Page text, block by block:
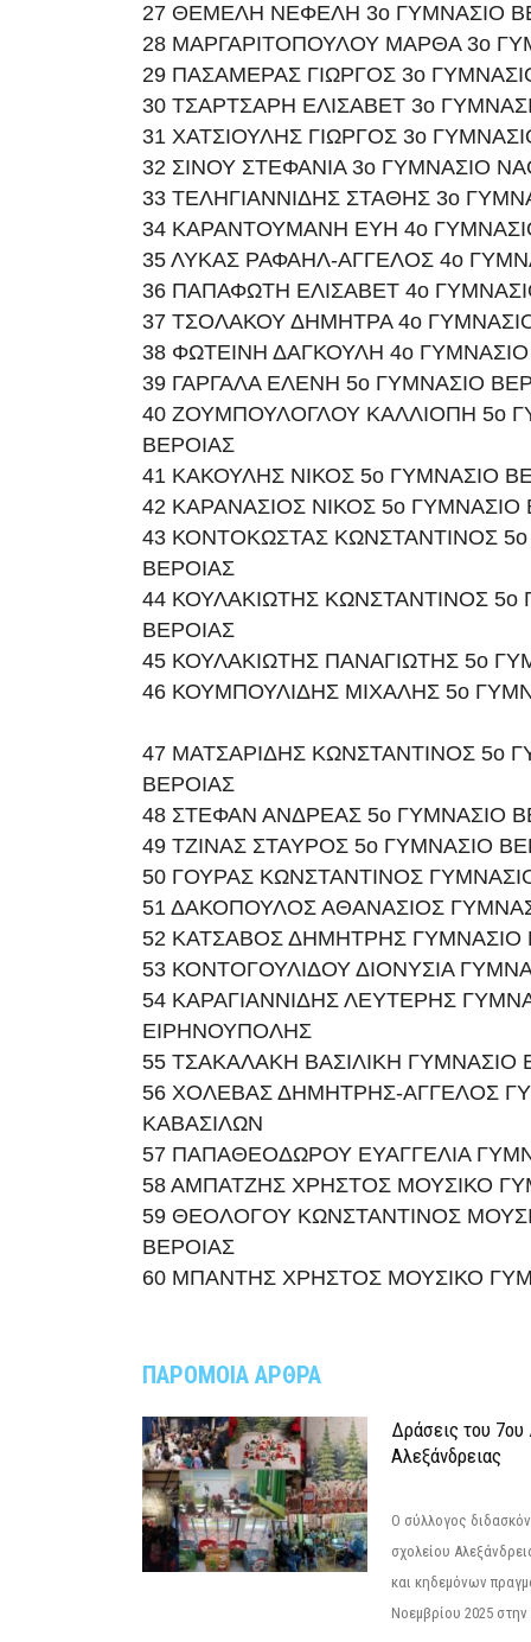
27 ΘΕΜΕΛΗ ΝΕΦΕΛΗ 3ο ΓΥΜΝΑΣΙΟ
28 ΜΑΡΓΑΡΙΤΟΠΟΥΛΟΥ ΜΑΡΘΑ 3ο
29 ΠΑΣΑΜΕΡΑΣ ΓΙΩΡΓΟΣ 3ο
30 ΤΣΑΡΤΣΑΡΗ ΕΛΙΣΑΒΕΤ 3ο
31 ΧΑΤΣΙΟΥΛΗΣ ΓΙΩΡΓΟΣ 3ο
32 ΣΙΝΟΥ ΣΤΕΦΑΝΙΑ 3ο ΓΥΜΝΑΣΙΟ
33 ΤΕΛΗΓΙΑΝΝΙΔΗΣ ΣΤΑΘΗΣ 3ο
34 ΚΑΡΑΝΤΟΥΜΑΝΗ ΕΥΗ 4ο
35 ΛΥΚΑΣ ΡΑΦΑΗΛ-ΑΓΓΕΛΟΣ 4ο
36 ΠΑΠΑΦΩΤΗ ΕΛΙΣΑΒΕΤ 4ο
37 ΤΣΟΛΑΚΟΥ ΔΗΜΗΤΡΑ 4ο
38 ΦΩΤΕΙΝΗ ΔΑΓΚΟΥΛΗ 4ο
39 ΓΑΡΓΑΛΑ ΕΛΕΝΗ 5ο ΓΥΜΝΑΣΙΟ
40 ΖΟΥΜΠΟΥΛΟΓΛΟΥ ΚΑΛΛΙΟΠΗ 5ο
ΒΕΡΟΙΑΣ
41 ΚΑΚΟΥΛΗΣ ΝΙΚΟΣ 5ο ΓΥΜΝΑΣΙΟ
42 ΚΑΡΑΝΑΣΙΟΣ ΝΙΚΟΣ 5ο ΓΥΜΝΑΣΙΟ
43 ΚΟΝΤΟΚΩΣΤΑΣ ΚΩΝΣΤΑΝΤΙΝΟΣ
ΒΕΡΟΙΑΣ
44 ΚΟΥΛΑΚΙΩΤΗΣ ΚΩΝΣΤΑΝΤΙΝΟΣ 5ο
ΒΕΡΟΙΑΣ
45 ΚΟΥΛΑΚΙΩΤΗΣ ΠΑΝΑΓΙΩΤΗΣ 5ο
46 ΚΟΥΜΠΟΥΛΙΔΗΣ ΜΙΧΑΛΗΣ 5ο
47 ΜΑΤΣΑΡΙΔΗΣ ΚΩΝΣΤΑΝΤΙΝΟΣ 5ο
ΒΕΡΟΙΑΣ
48 ΣΤΕΦΑΝ ΑΝΔΡΕΑΣ 5ο ΓΥΜΝΑΣΙΟ
49 ΤΖΙΝΑΣ ΣΤΑΥΡΟΣ 5ο ΓΥΜΝΑΣΙΟ
50 ΓΟΥΡΑΣ ΚΩΝΣΤΑΝΤΙΝΟΣ
51 ΔΑΚΟΠΟΥΛΟΣ ΑΘΑΝΑΣΙΟΣ
52 ΚΑΤΣΑΒΟΣ ΔΗΜΗΤΡΗΣ ΓΥΜΝΑΣΙΟ
53 ΚΟΝΤΟΓΟΥΛΙΔΟΥ ΔΙΟΝΥΣΙΑ
54 ΚΑΡΑΓΙΑΝΝΙΔΗΣ ΛΕΥΤΕΡΗΣ
ΕΙΡΗΝΟΥΠΟΛΗΣ
55 ΤΣΑΚΑΛΑΚΗ ΒΑΣΙΛΙΚΗ
56 ΧΟΛΕΒΑΣ ΔΗΜΗΤΡΗΣ-ΑΓΓΕΛΟΣ
ΚΑΒΑΣΙΛΩΝ
57 ΠΑΠΑΘΕΟΔΩΡΟΥ ΕΥΑΓΓΕΛΙΑ
58 ΑΜΠΑΤΖΗΣ ΧΡΗΣΤΟΣ ΜΟΥΣΙΚΟ
59 ΘΕΟΛΟΓΟΥ ΚΩΝΣΤΑΝΤΙΝΟΣ
ΒΕΡΟΙΑΣ
60 ΜΠΑΝΤΗΣ ΧΡΗΣΤΟΣ ΜΟΥΣΙΚΟ
ΠΑΡΟΜΟΙΑ ΑΡΘΡΑ
Δράσεις του 7ου
Αλεξάνδρειας
Ο σύλλογος
σχολείου
και κηδεμόνων
Νοεμβρίου 2025